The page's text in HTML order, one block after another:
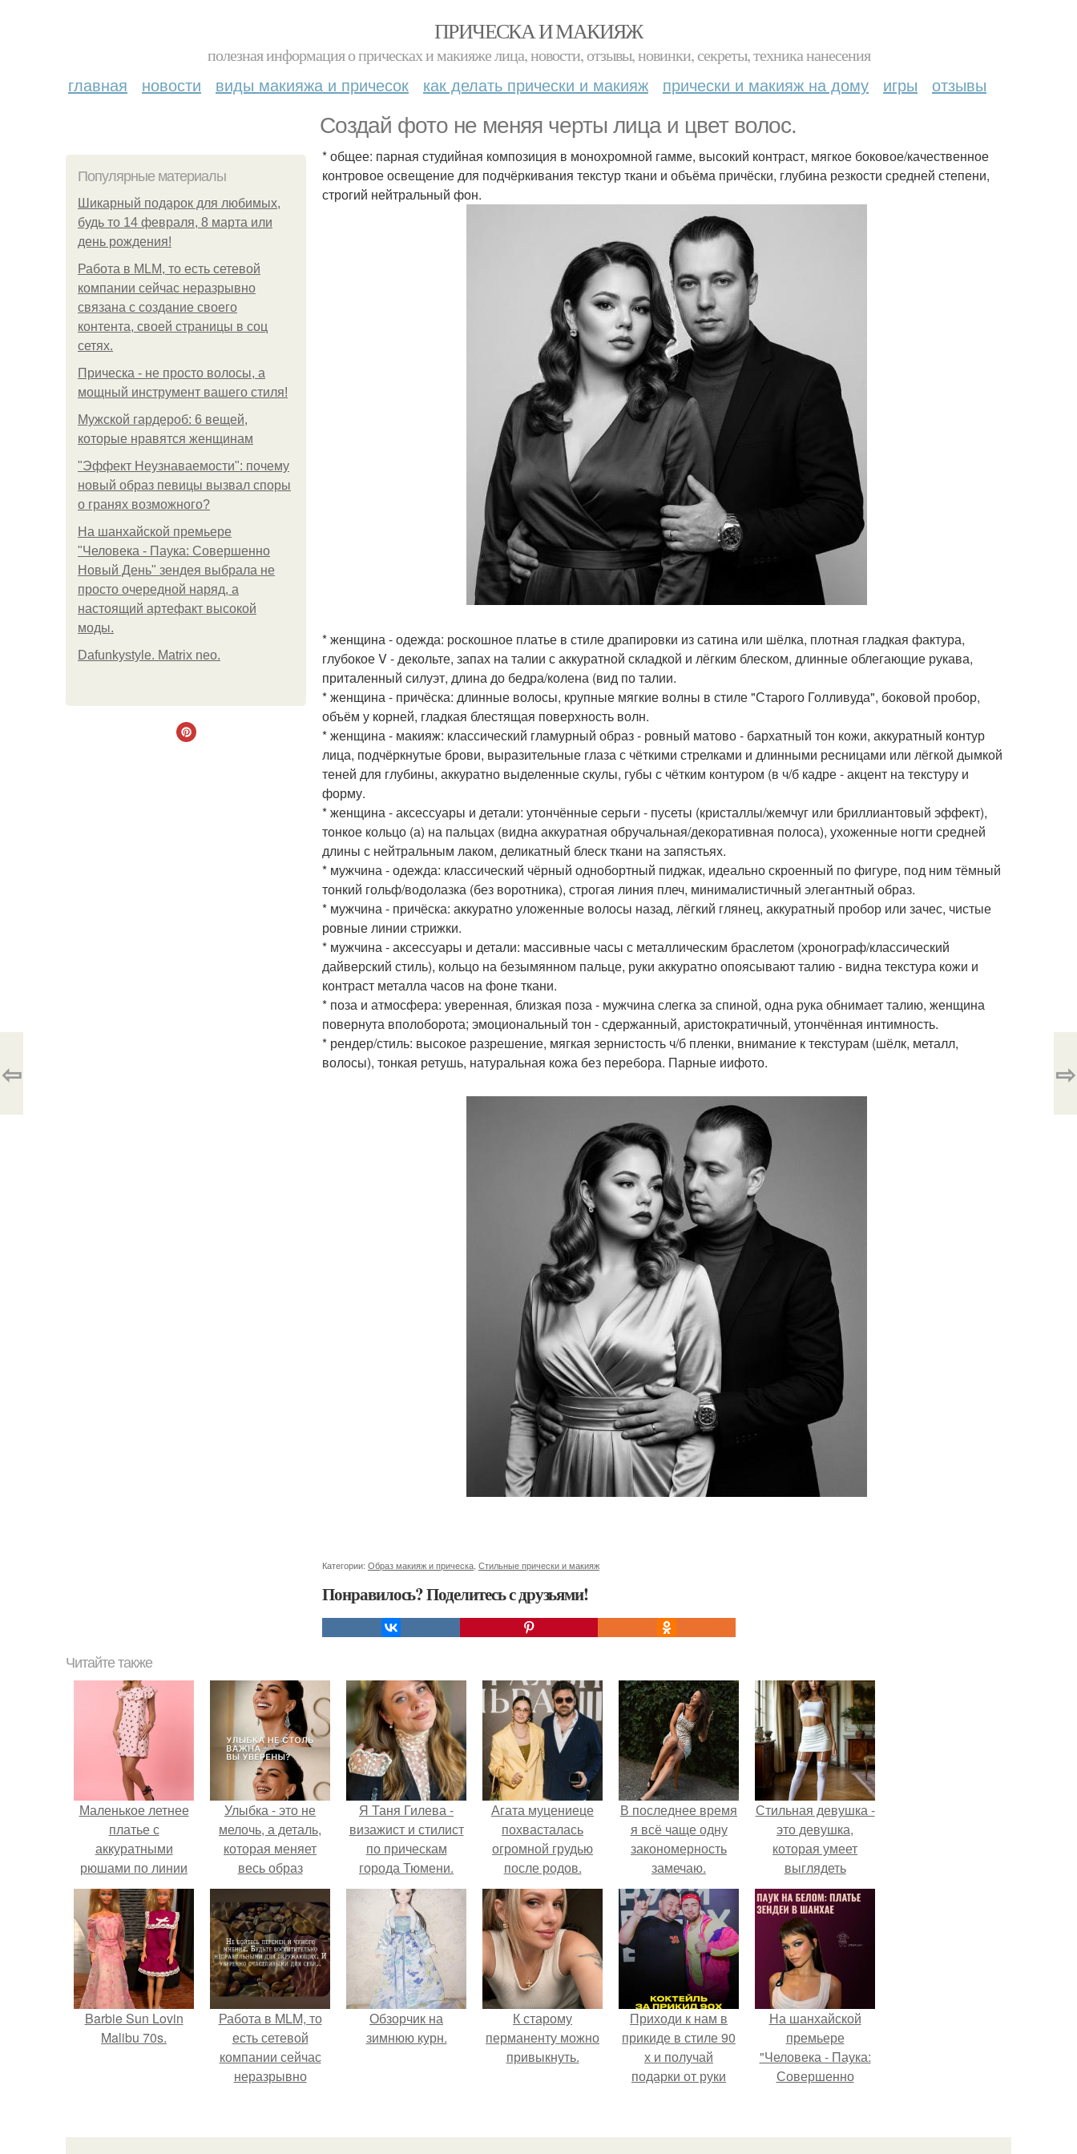
ПРИЧЕСКА И МАКИЯЖ
полезная информация о прическах и макияже лица, новости, отзывы, новинки, секреты, техника нанесения
главная новости виды макияжа и причесок как делать прически и макияж прически и макияж на дому игры отзывы
Создай фото не меняя черты лица и цвет волос.
Популярные материалы
Шикарный подарок для любимых,
будь то 14 февраля, 8 марта или
день рождения!
Работа в MLM, то есть сетевой
компании сейчас неразрывно
связана с создание своего
контента, своей страницы в соц
сетях.
Прическа - не просто волосы, а
мощный инструмент вашего стиля!
Мужской гардероб: 6 вещей,
которые нравятся женщинам
"Эффект Неузнаваемости": почему
новый образ певицы вызвал споры
о гранях возможного?
На шанхайской премьере
"Человека - Паука: Совершенно
Новый День" зендея выбрала не
просто очередной наряд, а
настоящий артефакт высокой
моды.
Dafunkystyle. Matrix neo.
* общее: парная студийная композиция в монохромной гамме, высокий контраст, мягкое боковое/качественное
контровое освещение для подчёркивания текстур ткани и объёма причёски, глубина резкости средней степени,
строгий нейтральный фон.
* женщина - одежда: роскошное платье в стиле драпировки из сатина или шёлка, плотная гладкая фактура,
глубокое V - декольте, запах на талии с аккуратной складкой и лёгким блеском, длинные облегающие рукава,
приталенный силуэт, длина до бедра/колена (вид по талии.
* женщина - причёска: длинные волосы, крупные мягкие волны в стиле "Старого Голливуда", боковой пробор,
объём у корней, гладкая блестящая поверхность волн.
* женщина - макияж: классический гламурный образ - ровный матово - бархатный тон кожи, аккуратный контур
лица, подчёркнутые брови, выразительные глаза с чёткими стрелками и длинными ресницами или лёгкой дымкой
теней для глубины, аккуратно выделенные скулы, губы с чётким контуром (в ч/б кадре - акцент на текстуру и
форму.
* женщина - аксессуары и детали: утончённые серьги - пусеты (кристаллы/жемчуг или бриллиантовый эффект),
тонкое кольцо (а) на пальцах (видна аккуратная обручальная/декоративная полоса), ухоженные ногти средней
длины с нейтральным лаком, деликатный блеск ткани на запястьях.
* мужчина - одежда: классический чёрный однобортный пиджак, идеально скроенный по фигуре, под ним тёмный
тонкий гольф/водолазка (без воротника), строгая линия плеч, минималистичный элегантный образ.
* мужчина - причёска: аккуратно уложенные волосы назад, лёгкий глянец, аккуратный пробор или зачес, чистые
ровные линии стрижки.
* мужчина - аксессуары и детали: массивные часы с металлическим браслетом (хронограф/классический
дайверский стиль), кольцо на безымянном пальце, руки аккуратно опоясывают талию - видна текстура кожи и
контраст металла часов на фоне ткани.
* поза и атмосфера: уверенная, близкая поза - мужчина слегка за спиной, одна рука обнимает талию, женщина
повернута вполоборота; эмоциональный тон - сдержанный, аристократичный, утончённая интимность.
* рендер/стиль: высокое разрешение, мягкая зернистость ч/б пленки, внимание к текстурам (шёлк, металл,
волосы), тонкая ретушь, натуральная кожа без перебора. Парные иифото.
Категории: Образ макияж и прическа Стильные прически и макияж
Понравилось? Поделитесь с друзьями!
⇦ ⇨
Читайте также
Маленькое летнее
платье с
аккуратными
рюшами по линии
декольте, которые
очень модные в
этом сезоне.
Улыбка - это не
мелочь, а деталь,
которая меняет
весь образ
человека.
Я Таня Гилева -
визажист и стилист
по прическам
города Тюмени.
Агата муцениеце
похвасталась
огромной грудью
после родов.
В последнее время
я всё чаще одну
закономерность
замечаю.
Стильная девушка -
это девушка,
которая умеет
выглядеть
привлекательно и
элегантно в любои
ситуации.
Barbie Sun Lovin
Malibu 70s.
Работа в MLM, то
есть сетевой
компании сейчас
неразрывно
своей страницы в
Обзорчик на
зимнюю курн.
К старому
перманенту можно
привыкнуть.
Приходи к нам в
прикиде в стиле 90
х и получай
подарки от руки
На шанхайской
премьере
"Человека - Паука:
Совершенно
просто очередной